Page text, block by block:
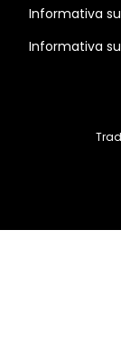
Informativa
Informativa